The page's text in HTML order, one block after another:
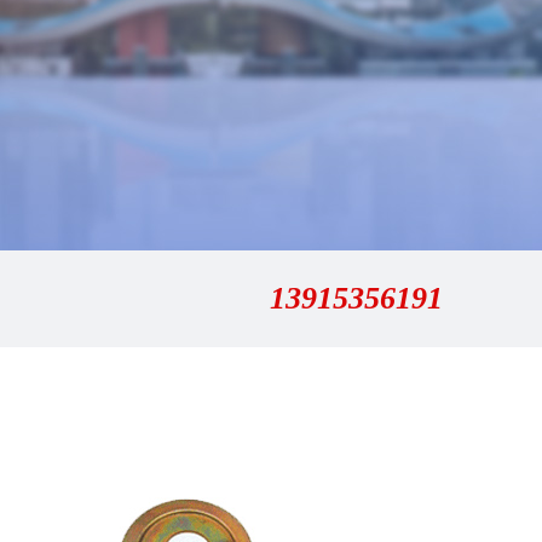
13915356191